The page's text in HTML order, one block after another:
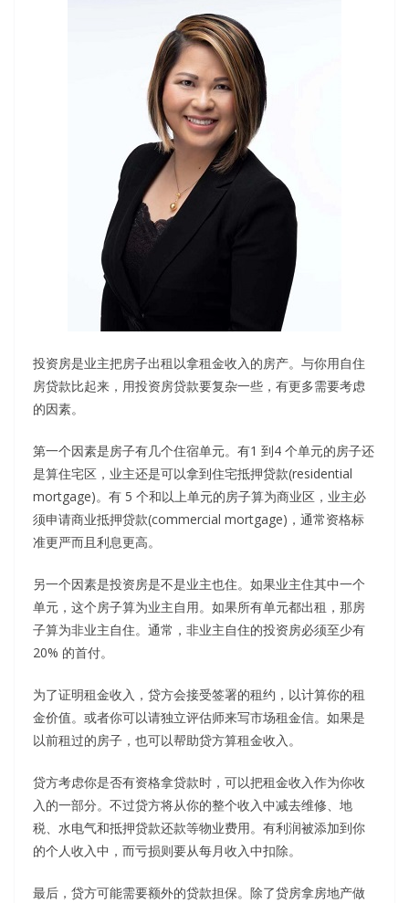
投资房是业主把房子出租以拿租金收入的房产。与你用自住
房贷款比起来，用投资房贷款要复杂一些，有更多需要考虑
的因素。
第一个因素是房子有几个住宿单元。有1 到4 个单元的房子还
是算住宅区，业主还是可以拿到住宅抵押贷款(residential
mortgage)。有 5 个和以上单元的房子算为商业区，业主必
须申请商业抵押贷款(commercial mortgage)，通常资格标
准更严而且利息更高。
另一个因素是投资房是不是业主也住。如果业主住其中一个
单元，这个房子算为业主自用。如果所有单元都出租，那房
子算为非业主自住。通常，非业主自住的投资房必须至少有
20% 的首付。
为了证明租金收入，贷方会接受签署的租约，以计算你的租
金价值。或者你可以请独立评估师来写市场租金信。如果是
以前租过的房子，也可以帮助贷方算租金收入。
贷方考虑你是否有资格拿贷款时，可以把租金收入作为你收
入的一部分。不过贷方将从你的整个收入中减去维修、地
税、水电气和抵押贷款还款等物业费用。有利润被添加到你
的个人收入中，而亏损则要从每月收入中扣除。
最后，贷方可能需要额外的贷款担保。除了贷房拿房地产做